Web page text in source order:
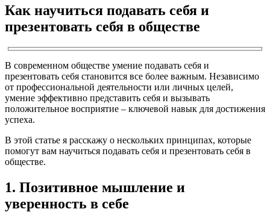
Как научиться подавать себя и
презентовать себя в обществе
В современном обществе умение подавать себя и
презентовать себя становится все более важным. Независимо
от профессиональной деятельности или личных целей,
умение эффективно представить себя и вызывать
положительное восприятие – ключевой навык для достижения
успеха.
В этой статье я расскажу о нескольких принципах, которые
помогут вам научиться подавать себя и презентовать себя в
обществе.
1. Позитивное мышление и
уверенность в себе